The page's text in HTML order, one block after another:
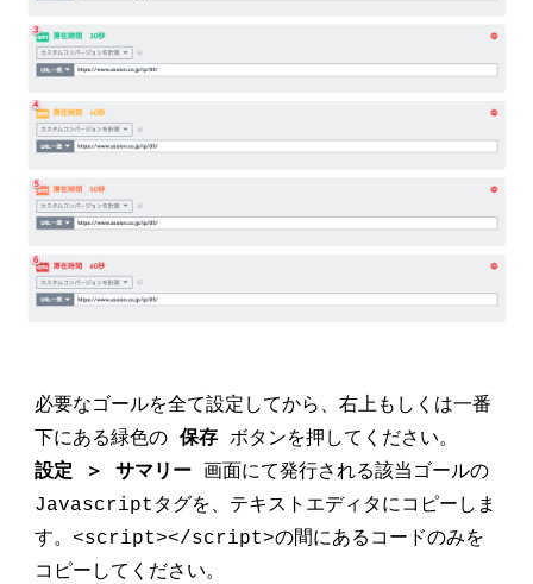
必要なゴールを全て設定してから、右上もしくは一番
下にある緑色の 保存ボタンを押してください。
設定 ＞ サマリー 画面にて発行される該当ゴールの
Javascriptタグを、テキストエディタにコピーしま
す。<script></script>の間にあるコードのみを
コピーしてください。